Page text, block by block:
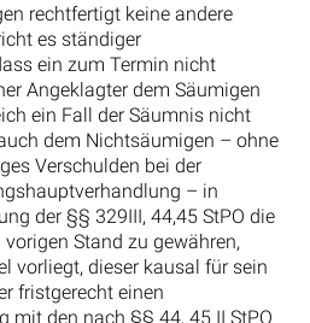
rechtfertigt keine andere
es ständiger
ein zum Termin nicht
Angeklagter dem Säumigen
ein Fall der Säumnis nicht
dem Nichtsäumigen – ohne
Verschulden bei der
– in
der §§ 329III, 44,45 StPO die
Stand zu gewähren,
vorliegt, dieser kausal für sein
fristgerecht einen
mit den nach §§ 44, 45 II StPO